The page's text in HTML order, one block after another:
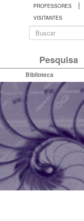
PROFESSORES |
VISITANTES
busca
Pesquisa
Biblioteca